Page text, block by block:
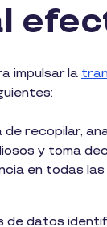
impulsar la
recopilar,
y toma
en todas
de datos